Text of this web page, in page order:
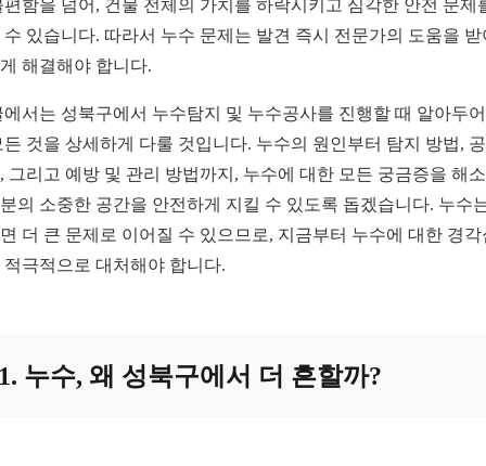
편함을 넘어, 건물 전체의 가치를 하락시키고 심각한 안전 문제
수 있습니다. 따라서 누수 문제는 발견 즉시 전문가의 도움을 받
해결해야 합니다.
에서는 성북구에서 누수탐지 및 누수공사를 진행할 때 알아두
든 것을 상세하게 다룰 것입니다. 누수의 원인부터 탐지 방법,
그리고 예방 및 관리 방법까지, 누수에 대한 모든 궁금증을 해
의 소중한 공간을 안전하게 지킬 수 있도록 돕겠습니다. 누수
더 큰 문제로 이어질 수 있으므로, 지금부터 누수에 대한 경각
적극적으로 대처해야 합니다.
누수, 왜 성북구에서 더 흔할까?